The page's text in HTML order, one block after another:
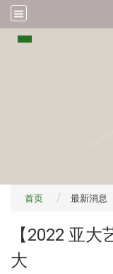
:::
首页 最新消息
【2022 亚
大